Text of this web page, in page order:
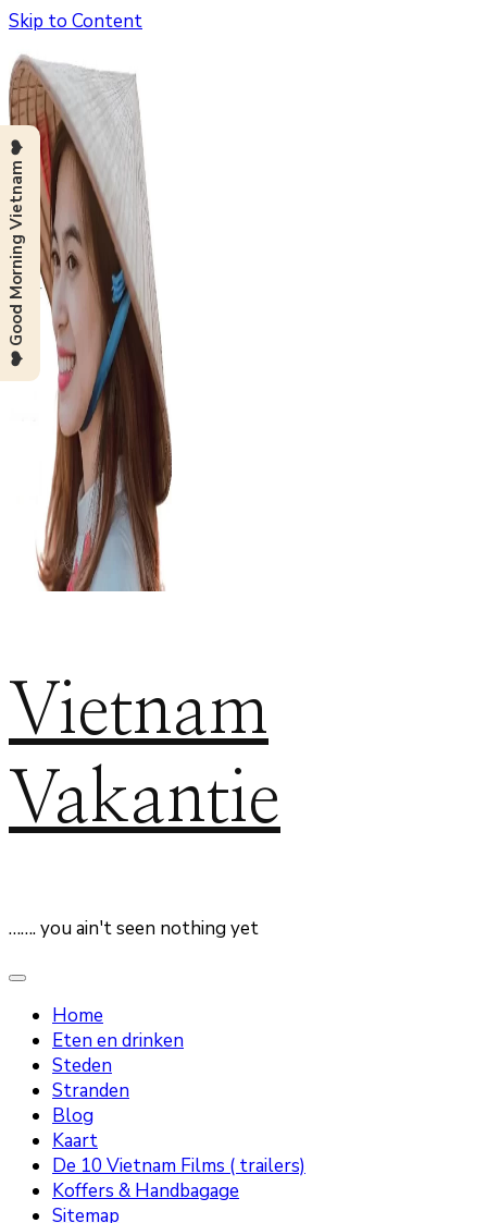
Skip to Content
Vietnam
Vakantie
……. you ain't seen nothing yet
Home
Eten en drinken
Steden
Stranden
Blog
Kaart
De 10 Vietnam Films ( trailers)
Koffers & Handbagage
Sitemap
❤️ Good Morning Vietnam ❤️